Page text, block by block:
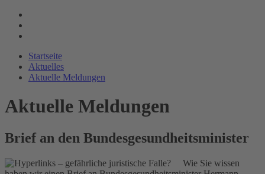
Startseite
Aktuelles
Aktuelle Meldungen
Aktuelle Meldungen
Brief an den Bundesgesundheitsminister
Wie Sie wissen